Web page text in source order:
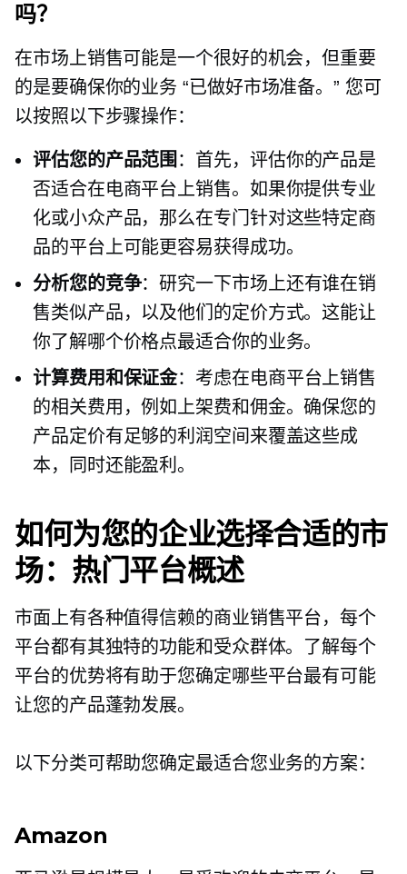
吗？
在市场上销售可能是一个很好的机会，但重要
的是要确保你的业务 “已做好市场准备。” 您可
以按照以下步骤操作：
评估您的产品范围 ：首先，评估你的产品是
否适合在电商平台上销售。如果你提供专业
化或小众产品，那么在专门针对这些特定商
品的平台上可能更容易获得成功。
分析您的竞争：研究一下市场上还有谁在销
售类似产品，以及他们的定价方式。这能让
你了解哪个价格点最适合你的业务。
计算费用和保证金：考虑在电商平台上销售
的相关费用，例如上架费和佣金。确保您的
产品定价有足够的利润空间来覆盖这些成
本，同时还能盈利。
如何为您的企业选择合适的市
场：热门平台概述
市面上有各种值得信赖的商业销售平台，每个
平台都有其独特的功能和受众群体。了解每个
平台的优势将有助于您确定哪些平台最有可能
让您的产品蓬勃发展。
以下分类可帮助您确定最适合您业务的方案：
Amazon